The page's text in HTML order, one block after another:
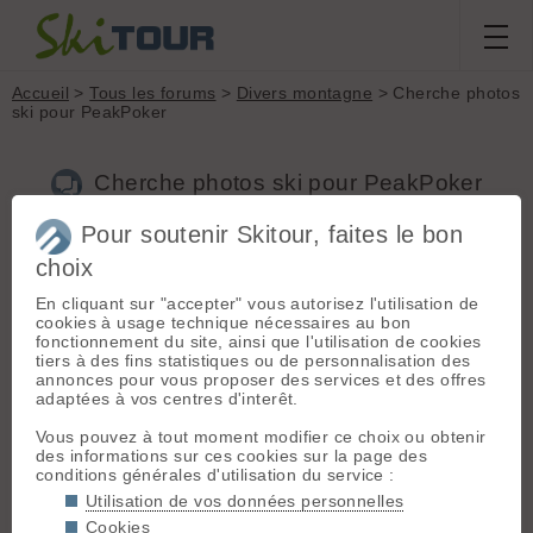
Accueil >Tous les forums > Divers montagne > Cherche photos
ski pour PeakPoker
Cherche photos ski pour PeakPoker
Nouveau sujet
Voir tous les sujets Chercher Archives
Ajen Zenith[188 posts] - Le 28/11/2020 07:17
Bonjour,
Pour le tirage définitif du jeu de cartes PeakPoker
(www.peakpoker.fr) je cherche des photos de sommets
skiables suivants :
- Arcalod
- Chamechaude
- Monte Cintu
- Pointe Percée
Pour soutenir Skitour, faites le bon
choix
En cliquant sur "accepter" vous autorisez l'utilisation de
cookies à usage technique nécessaires au bon
fonctionnement du site, ainsi que l'utilisation de cookies
tiers à des fins statistiques ou de personnalisation des
annonces pour vous proposer des services et des offres
adaptées à vos centres d'interêt.
Vous pouvez à tout moment modifier ce choix ou obtenir
des informations sur ces cookies sur la page des
conditions générales d'utilisation du service :
Utilisation de vos données personnelles
Cookies